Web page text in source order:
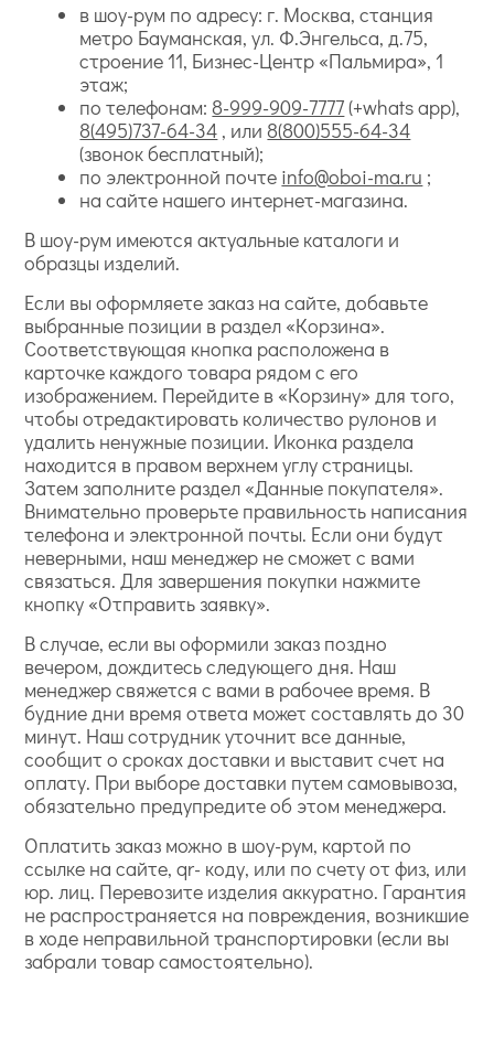
в шоу-рум по адресу: г. Москва, станция
метро Бауманская, ул. Ф.Энгельса, д.75,
строение 11, Бизнес-Центр «Пальмира», 1
этаж;
по телефонам: 8-999-909-7777(+whats app),
8(495)737-64-34 , или 8(800)555-64-34
(звонок бесплатный);
по электронной почте info@oboi-ma.ru ;
на сайте нашего интернет-магазина.
В шоу-рум имеются актуальные каталоги и
образцы изделий.
Если вы оформляете заказ на сайте, добавьте
выбранные позиции в раздел «Корзина».
Соответствующая кнопка расположена в
карточке каждого товара рядом с его
изображением. Перейдите в «Корзину» для того,
чтобы отредактировать количество рулонов и
удалить ненужные позиции. Иконка раздела
находится в правом верхнем углу страницы.
Затем заполните раздел «Данные покупателя».
Внимательно проверьте правильность написания
телефона и электронной почты. Если они будут
неверными, наш менеджер не сможет с вами
связаться. Для завершения покупки нажмите
кнопку «Отправить заявку».
В случае, если вы оформили заказ поздно
вечером, дождитесь следующего дня. Наш
менеджер свяжется с вами в рабочее время. В
будние дни время ответа может составлять до 30
минут. Наш сотрудник уточнит все данные,
сообщит о сроках доставки и выставит счет на
оплату. При выборе доставки путем самовывоза,
обязательно предупредите об этом менеджера.
Оплатить заказ можно в шоу-рум, картой по
ссылке на сайте, qr- коду, или по счету от физ, или
юр. лиц. Перевозите изделия аккуратно. Гарантия
не распространяется на повреждения, возникшие
в ходе неправильной транспортировки (если вы
забрали товар самостоятельно).